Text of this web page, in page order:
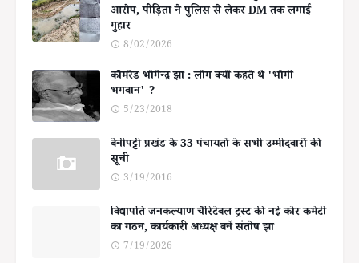
आरोप, पीड़िता ने पुलिस से लेकर DM तक लगाई
गुहार
8/02/2026
कॉमरेड भोगेन्द्र झा : लोग क्यों कहते थे 'भोगी
भगवान' ?
5/23/2018
बेनीपट्टी प्रखंड के 33 पंचायतों के सभी उम्मीदवारों की
सूची
3/19/2016
विद्यापति जनकल्याण चैरिटेबल ट्रस्ट की नई कोर कमेटी
का गठन, कार्यकारी अध्यक्ष बनें संतोष झा
7/19/2026